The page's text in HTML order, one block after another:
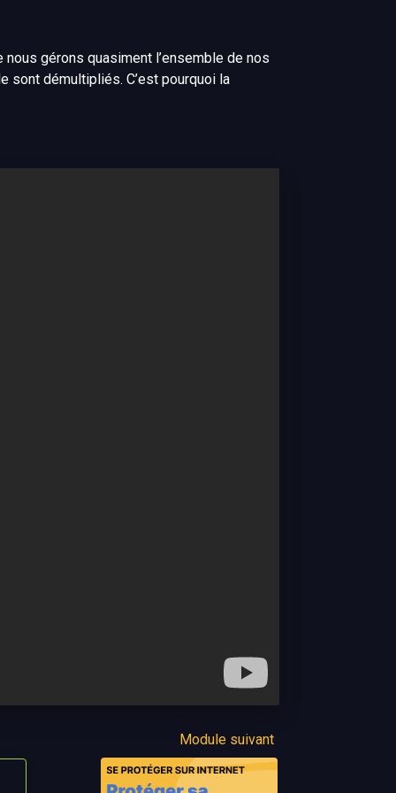
gérons quasiment l’ensemble de nos
sont démultipliés. C’est pourquoi la
Module suivant